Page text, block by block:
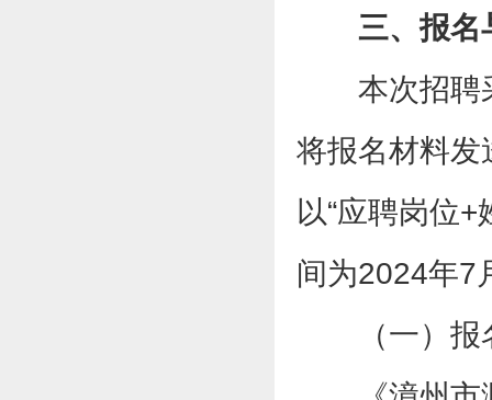
三、报名
本次招聘
将报名材料发
以“应聘岗位
间为2024年7
（一）